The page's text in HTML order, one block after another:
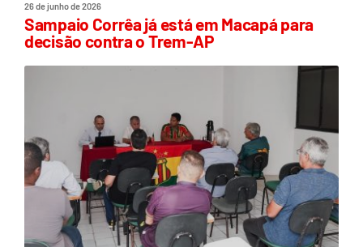
26 de junho de 2026
Sampaio Corrêa já está em Macapá para
decisão contra o Trem-AP